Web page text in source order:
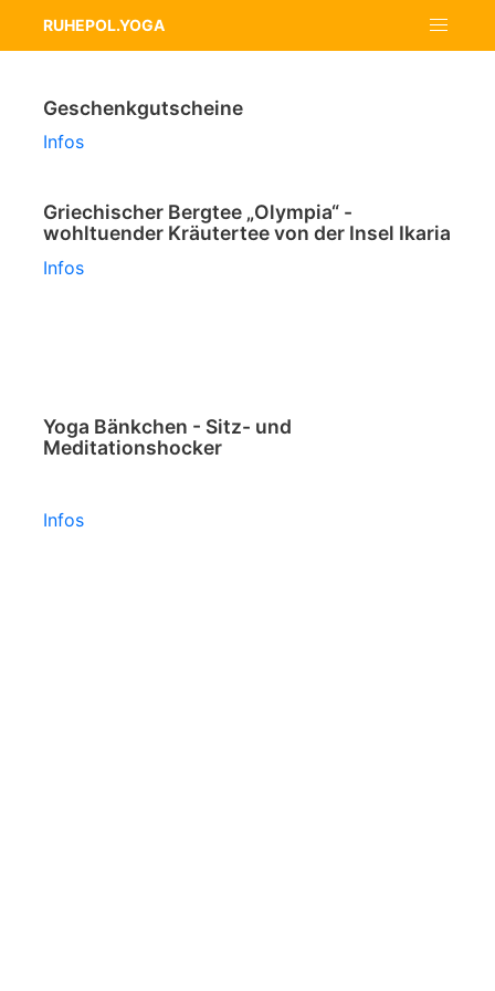
RUHEPOL.YOGA
Geschenkgutscheine
Infos
Griechischer Bergtee „Olympia“ -
wohltuender Kräutertee von der Insel Ikaria
Infos
Yoga Bänkchen - Sitz- und
Meditationshocker
Infos